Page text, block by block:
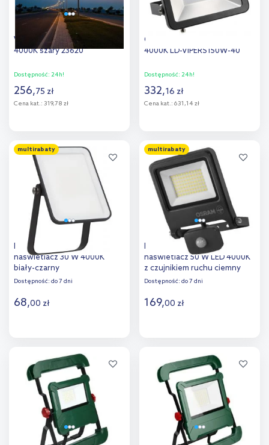
V-TAC naświetlacz 100 W
4000K szary 23620
Dostępność: 24h!
256,75 zł
Cena kat.: 319,78 zł
Dodaj do
porównania
GTV Viper naświetlacz 150 W
4000K LD-VIPERS150W-40
Dostępność: 24h!
332,16 zł
Cena kat.: 631,14 zł
Dodaj do
porównania
multirabaty
Ledvance Essential
naświetlacz 30 W 4000K
biały-czarny
Dostępność: do 7 dni
68,00 zł
Dodaj do
porównania
multirabaty
Ledvance Endura Flood
naświetlacz 50 W LED 4000K
z czujnikiem ruchu ciemny
szary
Dostępność: do 7 dni
169,00 zł
Dodaj do
porównania